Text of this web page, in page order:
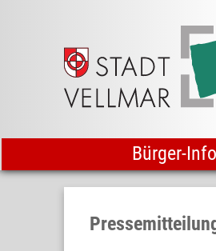
Bürger-Info